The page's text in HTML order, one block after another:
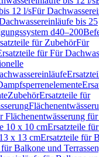
12 l/sFür
bis 25
d40–200
für ZubehörFür
für Für
ZubehörErsatzteile für
Flächenentwässerung
10 x 10 cmErsatzteile
x 13 cmErsatzteile für
Balkone und